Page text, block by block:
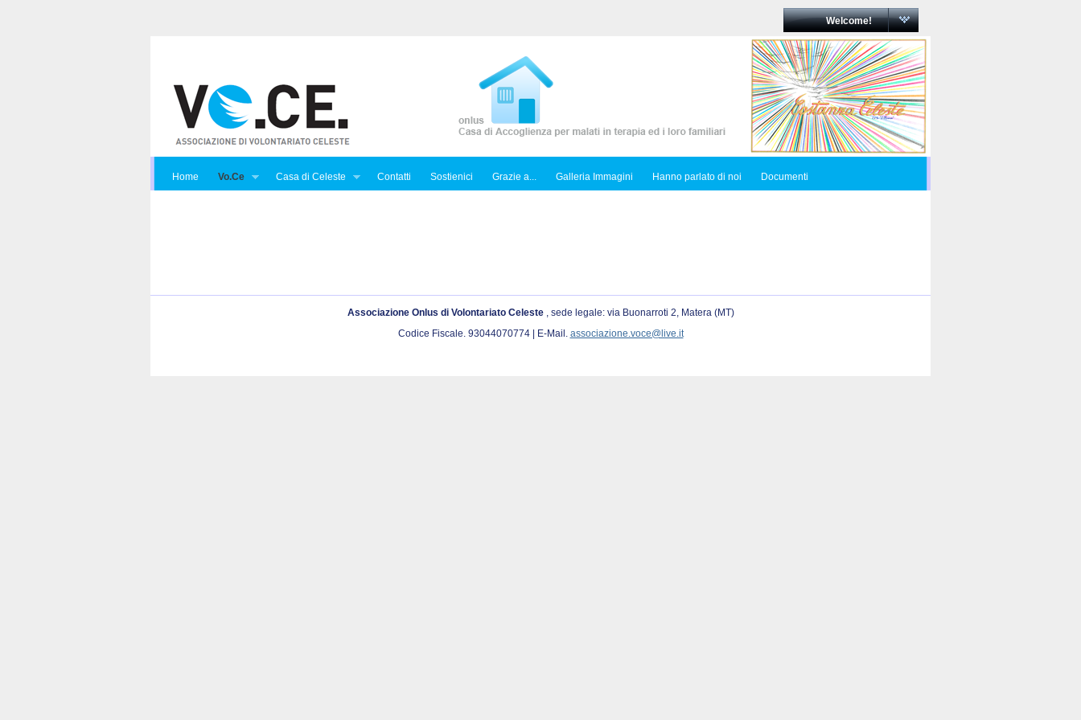
Welcome!
Home Vo.Ce Casa di Celeste Contatti Sostienici Grazie a... Galleria Immagini Hanno parlato di noi Documenti
Associazione Onlus di Volontariato Celeste , sede legale: via Buonarroti 2, Matera (MT)
Codice Fiscale. 93044070774 | E-Mail. associazione.voce@live.it